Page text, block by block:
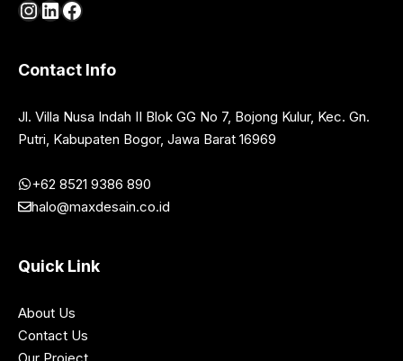
Instagram
LinkedIn
Facebook
Contact Info
Jl. Villa Nusa Indah II Blok GG No 7, Bojong Kulur, Kec. Gn.
Putri, Kabupaten Bogor, Jawa Barat 16969
+62 8521 9386 890
halo@maxdesain.co.id
Quick Link
About Us
Contact Us
Our Project